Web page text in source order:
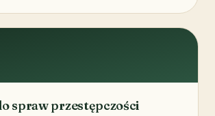
spraw przestępczości